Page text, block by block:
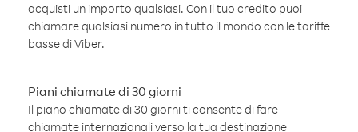
acquisti un importo qualsiasi. Con il tuo credito puoi
chiamare qualsiasi numero in tutto il mondo con le tariffe
basse di Viber.
Piani chiamate di 30 giorni
Il piano chiamate di 30 giorni ti consente di fare
chiamate internazionali verso la tua destinazione